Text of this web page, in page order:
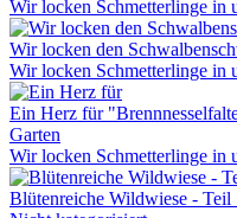
Wir locken Schmetterlinge in
Wir locken den
Wir locken Schmetterlinge in
Ein Herz für
Garten
Wir locken Schmetterlinge in
Blütenreiche Wildwiese - Teil